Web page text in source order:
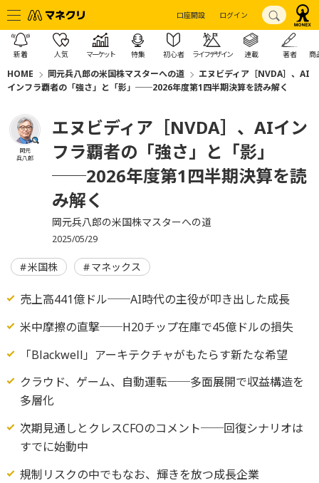
口座開設 ログイン
新着 人気 マーケット 特集 初心者 ライフデザイン 連載 著者 商
HOME 岡元兵八郎の米国株マスターへの道
エヌビディア［NVDA］、AI
インフラ覇者の「強さ」と「影」──2026年度第1四半期決算を読み解く
岡元
兵八郎
エヌビディア［NVDA］、AIイン
フラ覇者の「強さ」と「影」
──2026年度第1四半期決算を読
み解く
岡元兵八郎の米国株マスターへの道
2025/05/29
米国株 マネックス
売上高441億ドル──AI時代の主役が叩き出した成長
米中摩擦の直撃──H20チップ在庫で45億ドルの損失
「Blackwell」アーキテクチャがもたらす新たな希望
クラウド、ゲーム、自動運転──多面展開で収益構造を
多層化
次期見通しとクレスCFOのコメント──回復シナリオは
すでに始動中
規制リスクの中でもなお、輝きを放つ成長企業